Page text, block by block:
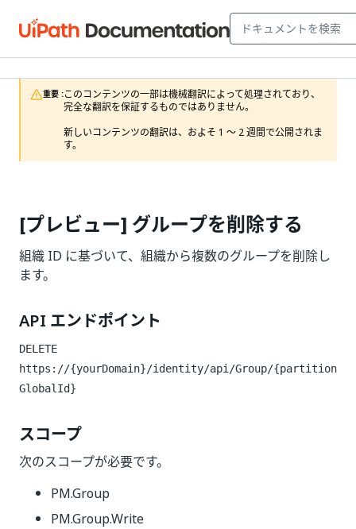
重要 :このコンテンツの一部は機械翻訳によって処理されており、
完全な翻訳を保証するものではありません。
新しいコンテンツの翻訳は、およそ 1 ～ 2 週間で公開されま
す。
[プレビュー] グループを削除する
組織 ID に基づいて、組織から複数のグループを削除し
ます。
API エンドポイント
DELETE
https://{yourDomain}/identity/api/Group/{partition
GlobalId}
スコープ
次のスコープが必要です。
PM.Group
PM.Group.Write